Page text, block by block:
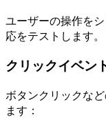
ユーザーの操作を
応をテストします。
クリックイベン
ボタンクリックな
ます：